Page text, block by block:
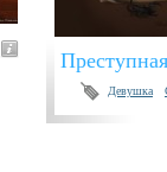
Девушка